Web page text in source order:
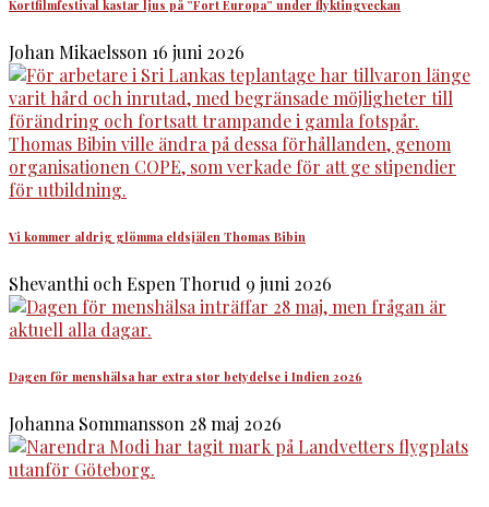
Kortfilmfestival kastar ljus på ”Fort Europa” under flyktingveckan
Johan Mikaelsson 16 juni 2026
Vi kommer aldrig glömma eldsjälen Thomas Bibin
Shevanthi och Espen Thorud 9 juni 2026
Dagen för menshälsa har extra stor betydelse i Indien 2026
Johanna Sommansson 28 maj 2026